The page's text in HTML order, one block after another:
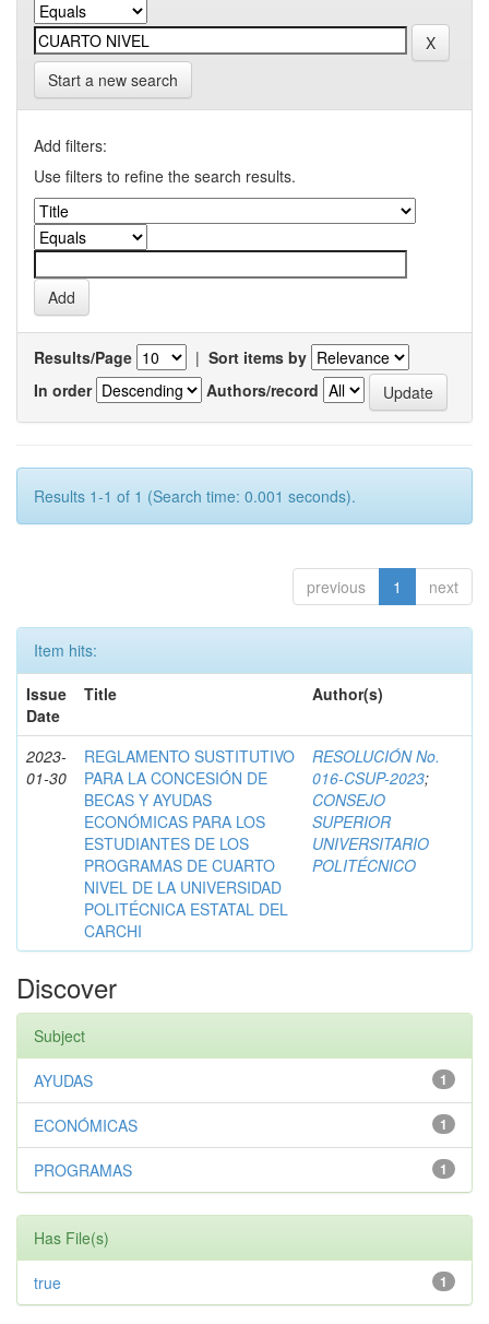
Start a new search
Add filters:
Use filters to refine the search results.
Results/Page | Sort items by
In order
Authors/record
Results 1-1 of 1 (Search time: 0.001 seconds).
previous 1 next
Item hits:
Issue
Date
Title Author(s)
2023-
01-30
REGLAMENTO SUSTITUTIVO
PARA LA CONCESIÓN DE
BECAS Y AYUDAS
ECONÓMICAS PARA LOS
ESTUDIANTES DE LOS
PROGRAMAS DE CUARTO
NIVEL DE LA UNIVERSIDAD
POLITÉCNICA ESTATAL DEL
CARCHI
RESOLUCIÓN No.
016-CSUP-2023;
CONSEJO
SUPERIOR
UNIVERSITARIO
POLITÉCNICO
Discover
Subject
1
AYUDAS
1
ECONÓMICAS
1
PROGRAMAS
Has File(s)
1
true